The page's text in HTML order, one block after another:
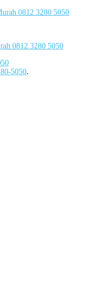
0812 3280 5050
0812 3280 5050
5050.